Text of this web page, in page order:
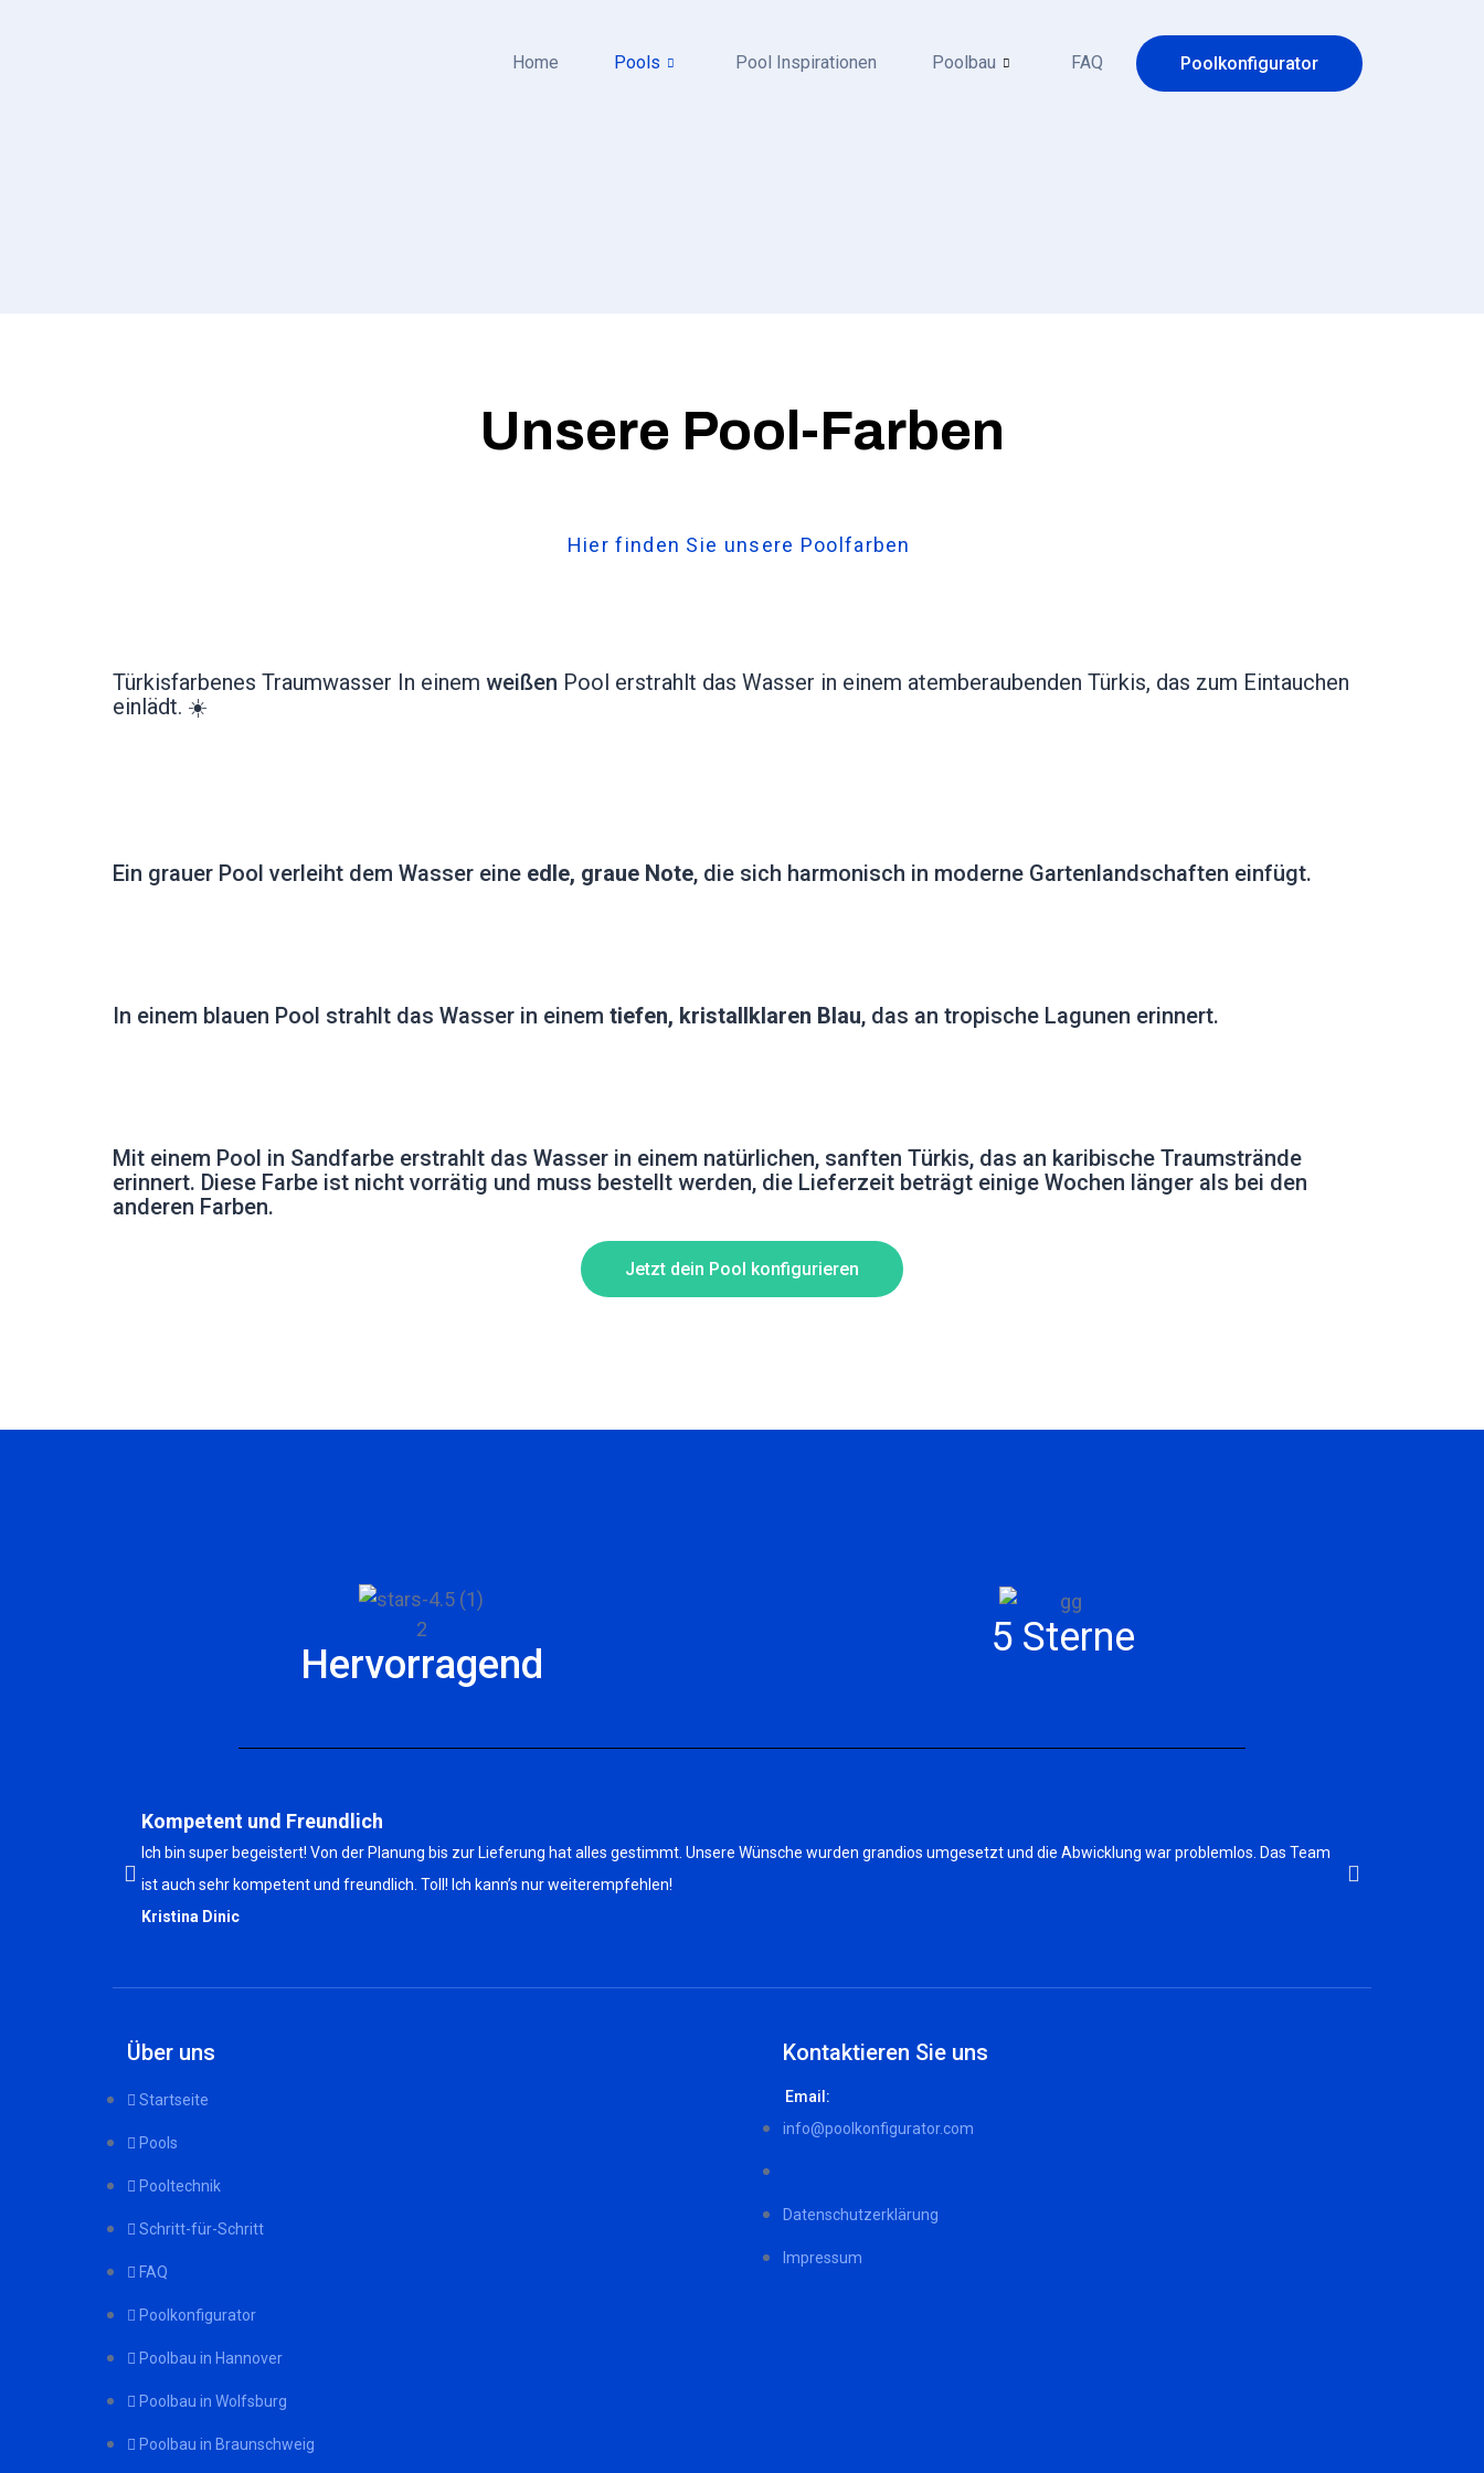
Home Pools Pool Inspirationen Poolbau FAQ Poolkonfigurator
Unsere Pool-Farben
Hier finden Sie unsere Poolfarben
Türkisfarbenes Traumwasser In einem weißen Pool erstrahlt das Wasser in einem atemberaubenden Türkis, das zum Eintauchen
einlädt. ☀️
Ein grauer Pool verleiht dem Wasser eine edle, graue Note, die sich harmonisch in moderne Gartenlandschaften einfügt. ️
In einem blauen Pool strahlt das Wasser in einem tiefen, kristallklaren Blau, das an tropische Lagunen erinnert. ️
Mit einem Pool in Sandfarbe erstrahlt das Wasser in einem natürlichen, sanften Türkis, das an karibische Traumstrände
erinnert. ️Diese Farbe ist nicht vorrätig und muss bestellt werden, die Lieferzeit beträgt einige Wochen länger als bei den
anderen Farben.
Jetzt dein Pool konfigurieren
Hervorragend
5 Sterne
Kompetent und Freundlich
Ich bin super begeistert! Von der Planung bis zur Lieferung hat alles gestimmt. Unsere Wünsche wurden grandios umgesetzt und die Abwicklung war problemlos. Das Team
ist auch sehr kompetent und freundlich. Toll! Ich kann’s nur weiterempfehlen!
Kristina Dinic
Wasser.
Über uns
Startseite
Pools
Pooltechnik
Schritt-für-Schritt
FAQ
Poolkonfigurator
Poolbau in Hannover
Poolbau in Wolfsburg
Poolbau in Braunschweig
Kontaktieren Sie uns
Email:
info@poolkonfigurator.com
Datenschutzerklärung
Impressum